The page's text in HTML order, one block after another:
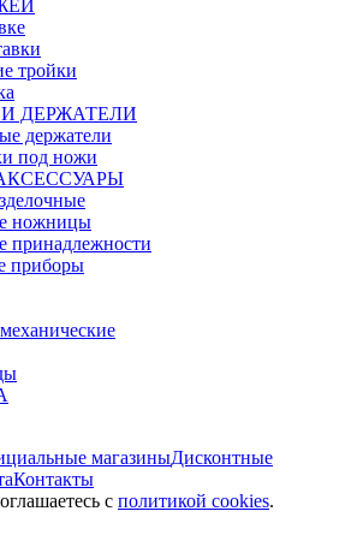
тройки
ДЕРЖАТЕЛИ
держатели
под ножи
ножницы
принадлежности
приборы
магазиныДисконтные
Контакты
с политикой cookies.